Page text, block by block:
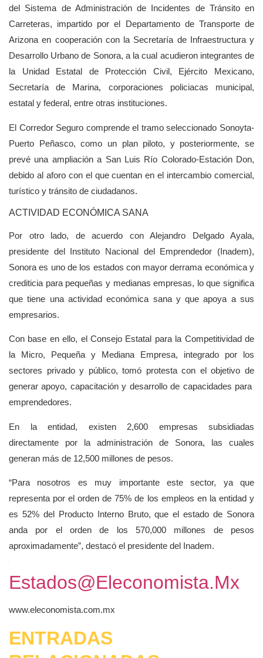
del Sistema de Administración de Incidentes de Tránsito en
Carreteras, impartido por el Departamento de Transporte de
Arizona en cooperación con la Secretaría de Infraestructura y
Desarrollo Urbano de Sonora, a la cual acudieron integrantes de
la Unidad Estatal de Protección Civil, Ejército Mexicano,
Secretaría de Marina, corporaciones policiacas municipal,
estatal y federal, entre otras instituciones.
El Corredor Seguro comprende el tramo seleccionado Sonoyta-
Puerto Peñasco, como un plan piloto, y posteriormente, se
prevé una ampliación a San Luis Río Colorado-Estación Don,
debido al aforo con el que cuentan en el intercambio comercial,
turístico y tránsito de ciudadanos.
ACTIVIDAD ECONÓMICA SANA
Por otro lado, de acuerdo con Alejandro Delgado Ayala,
presidente del Instituto Nacional del Emprendedor (Inadem),
Sonora es uno de los estados con mayor derrama económica y
crediticia para pequeñas y medianas empresas, lo que significa
que tiene una actividad económica sana y que apoya a sus
empresarios.
Con base en ello, el Consejo Estatal para la Competitividad de
la Micro, Pequeña y Mediana Empresa, integrado por los
sectores privado y público, tomó protesta con el objetivo de
generar apoyo, capacitación y desarrollo de capacidades para
emprendedores.
En la entidad, existen 2,600 empresas subsidiadas
directamente por la administración de Sonora, las cuales
generan más de 12,500 millones de pesos.
“Para nosotros es muy importante este sector, ya que
representa por el orden de 75% de los empleos en la entidad y
es 52% del Producto Interno Bruto, que el estado de Sonora
anda por el orden de los 570,000 millones de pesos
aproximadamente”, destacó el presidente del Inadem.
Estados@eleconomista.mx
ENTRADAS